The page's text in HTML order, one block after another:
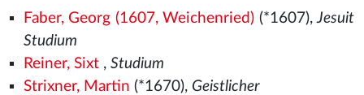
Faber, Georg (1607, Weichenried) (*1607),Jesuit
Studium
Reiner, Sixt, Studium
Strixner, Martin (*1670), Geistlicher